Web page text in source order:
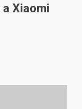
Xiaomi